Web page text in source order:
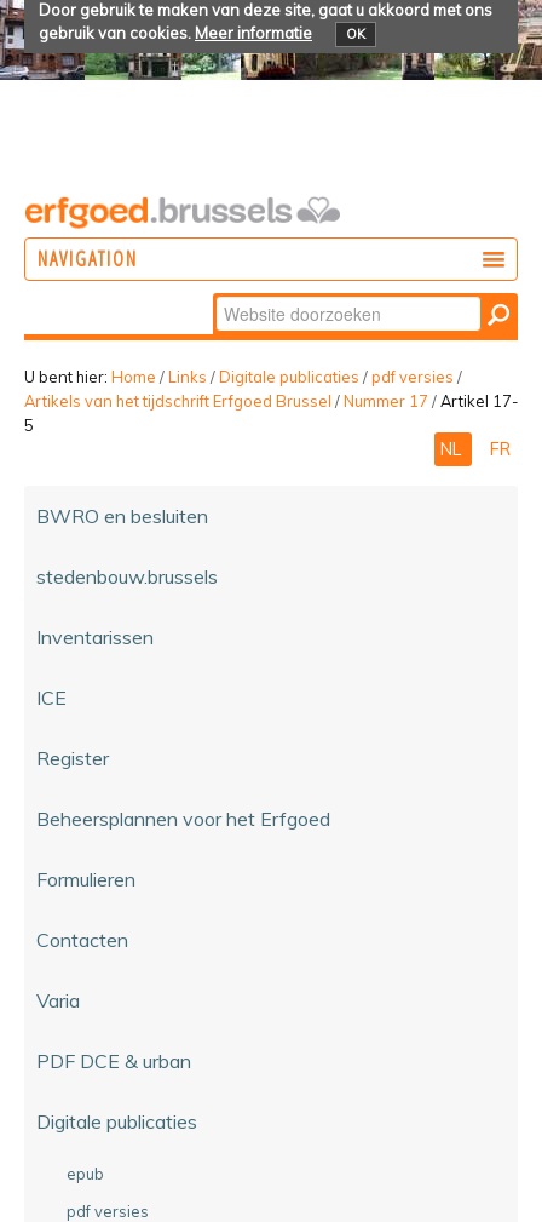
Door gebruik te maken van deze site, gaat u akkoord met ons
gebruik van cookies. Meer informatie OK
NAVIGATION
BELEVEN
Zoek
Geavanceerd
zoeken...
U bent hier: Home /Links /Digitale publicaties /pdf versies /
Artikels van het tijdschrift Erfgoed Brussel /Nummer 17 /Artikel 17-
5
NL FR
BWRO en besluiten
stedenbouw.brussels
Inventarissen
ICE
Register
Beheersplannen voor het Erfgoed
Formulieren
Contacten
Varia
PDF DCE & urban
Digitale publicaties
epub
pdf versies